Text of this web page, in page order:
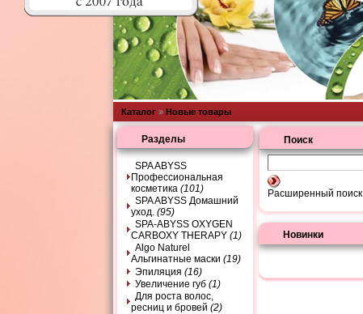
Каталог » Новые товары
Поиск
Расширенный поиск
Новинки
Разделы
SPA ABYSS
Профессиональная
косметика(101)
SPA ABYSS Домашний
уход.(95)
SPA-ABYSS OXYGEN
CARBOXY THERAPY(1)
Algo Naturel
Альгинатные маски(19)
Эпиляция(16)
Увеличение губ(1)
Для роста волос,
ресниц и бровей(2)